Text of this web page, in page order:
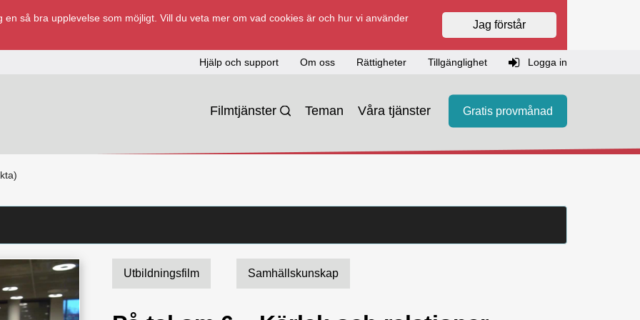
så bra upplevelse som möjligt. Vill du veta mer om vad cookies är och hur vi använder
Jag förstår
Hjälp och support Om oss Rättigheter Tillgänglighet Logga in
Filmtjänster Teman Våra tjänster Gratis provmånad
Utbildningsfilm Samhällskunskap